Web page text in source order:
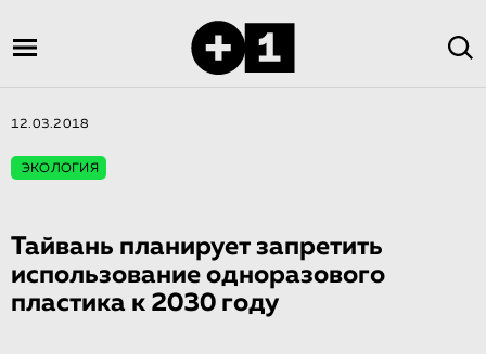
12.03.2018
ЭКОЛОГИЯ
Тайвань планирует запретить
использование одноразового
пластика к 2030 году